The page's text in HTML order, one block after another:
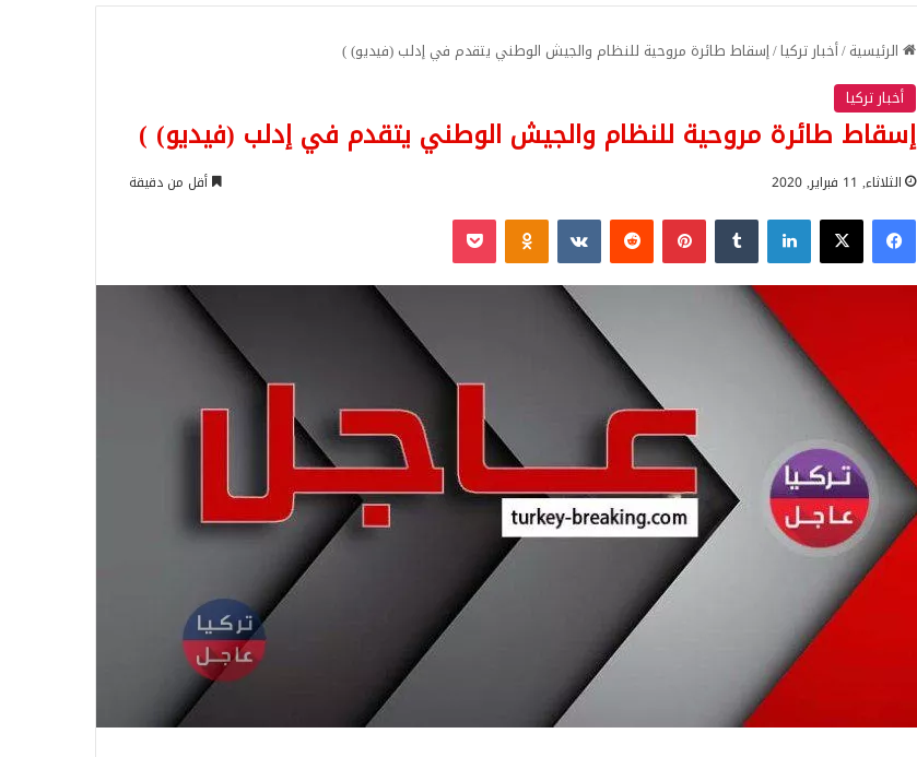
الرئيسية/أخبار تركيا/إسقاط طائرة مروحية للنظام والجيش الوطني يتقدم في إدلب (فيديو) )
أخبار تركيا
إسقاط طائرة مروحية للنظام والجيش الوطني يتقدم في إدلب (فيديو) )
الثلاثاء, 11 فبراير, 2020 أقل من دقيقة
فيسبوك‫X لينكدإن بينتيريست Odnoklassniki
‫Pocket